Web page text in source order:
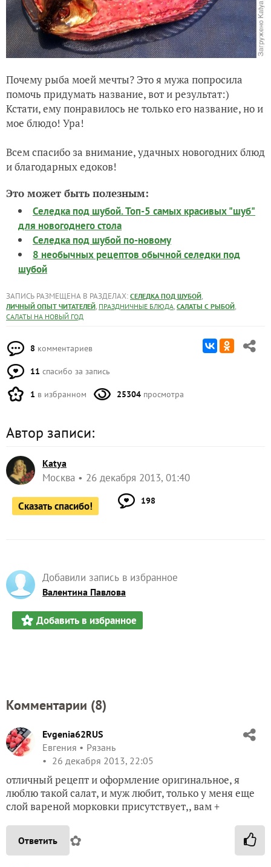
Почему рыба моей мечты? Это я мужа попросила
помочь придумать название, вот и результат:)
Кстати, ему понравилось не только его название, но и
мое блюдо! Ура!
Всем спасибо за внимание, удачных новогодних блюд
и благодарных едоков!
Это может быть полезным:
Селедка под шубой. Топ-5 самых красивых "шуб"
для новогоднего стола
Селедка под шубой по-новому
8 необычных рецептов обычной селедки под
шубой
ЗАПИСЬ РАЗМЕЩЕНА В РАЗДЕЛАХ: СЕЛЕДКА ПОД ШУБОЙ,
ЛИЧНЫЙ ОПЫТ ЧИТАТЕЛЕЙ, ПРАЗДНИЧНЫЕ БЛЮДА, САЛАТЫ С РЫБОЙ,
САЛАТЫ НА НОВЫЙ ГОД
8 комментариев
11 спасибо за запись
1 в избранном 25304 просмотра
Автор записи:
Katya
Москва 26 декабря 2013, 01:40
Сказать спасибо! 198
Добавили запись в избранное
Валентина Павлова
Добавить в избранное
Комментарии (8)
Evgenia62RUS
Евгения
Рязань
26 декабря 2013, 22:05
отличный рецепт и оформление оригинальное, я
люблю такой салат, и муж любит, только у меня еще
слой вареной морковки присутствует,, вам +
Ответить ✿